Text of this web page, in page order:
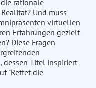
rationale
Und muss
virtuellen
Erfahrungen gezielt
Diese Fragen
dessen Titel inspiriert
"Rettet die